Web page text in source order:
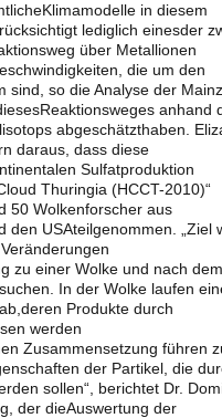
in diesem
lediglich einesder
über Metallionen
die um den
sind, so die Analyse der
anhand
abgeschätzthaben.
daraus, dass diese
Sulfatproduktion
Thuringia (HCCT-2010)“
50 Wolkenforscher aus
den USAteilgenommen. „Ziel
zu einer Wolke und nach dem
In der Wolke laufen
Produkte durch
werden
Zusammensetzung führen
der Partikel, die
sollen“, berichtet Dr.
der dieAuswertung der